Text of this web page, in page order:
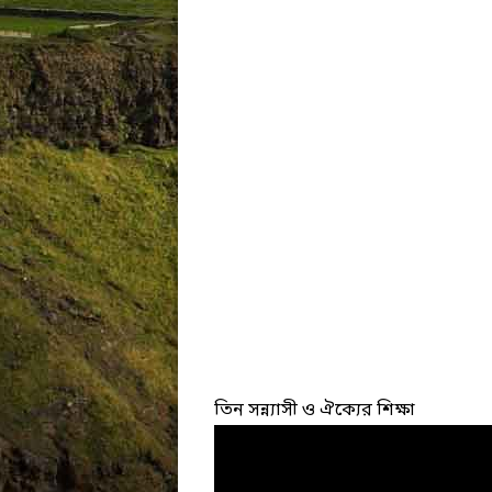
তিন সন্ন্যাসী ও ঐক্যের শিক্ষা